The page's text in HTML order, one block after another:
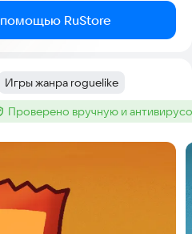
помощью RuStore
Тег:
Игры жанра roguelike
:Проверено вручную и